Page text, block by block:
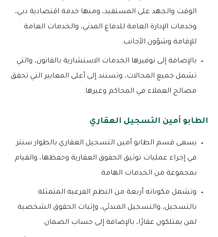
الوقت والجهد على المستفيد، ومنها خدمة اقتصادية دبي،
وخدمات الإدارة العامة للدفاع المدني، والخدمات العامة
للإقامة وشؤون الأجانب.
بالإضافة إلى توفيرها الخدمات الاستشارية بالقانون، والتي
تشمل جميع المجالات، وتستند إلى أعلى المعايير التي تحقق
مصالح العملاء في المحاكم وغيرها.
الطابو أمين التسجيل العقاري
يسعى قسم الطابو أمين التسجيل العقاري بالطوار سنتر
في إجراء عمليات توثيق الحقوق العقارية وحفظها، والقيام
بمجموعة من الخدمات الهامة.
وتشمل مكوناته أربعة من النظم الفرعية المتمثلة
بالتسجيل، والتسجيل المبدئي، وإثبات الحقوق الشخصية
لمن يمتلكون عقارًا، بالإضافة إلى حساب الضمان.